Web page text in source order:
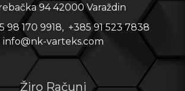
94 42000 Varaždin
98 170 9918, +385 91 523 7838
info@nk-varteks.com
Žiro Računi